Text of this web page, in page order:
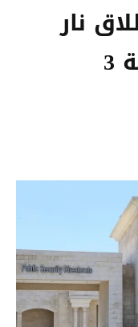
نار
في الأشرفية وإصابة 3